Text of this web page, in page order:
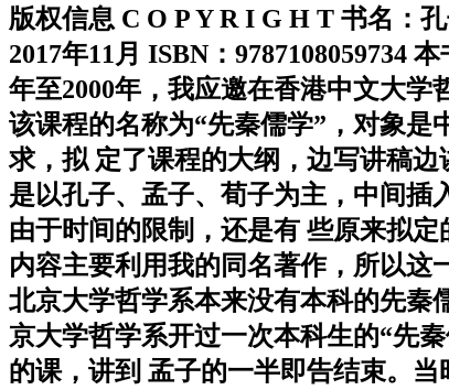
版权信息 C O P Y R I G H T 书名：
2017年11月 ISBN：9787108059734
年至2000年，我应邀在香港中文大学
该课程的名称为“先秦儒学”，对象是
求，拟 定了课程的大纲，边写讲稿
是以孔子、孟子、荀子为主，中间插
由于时间的限制，还是有 些原来拟
内容主要利用我的同名著作，所以这
北京大学哲学系本来没有本科的先秦
京大学哲学系开过一次本科生的“先
的课，讲到 孟子的一半即告结束。